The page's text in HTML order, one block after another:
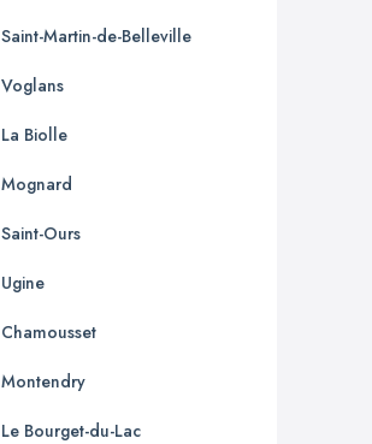
Saint-Martin-de-Belleville
Voglans
La Biolle
Mognard
Saint-Ours
Ugine
Chamousset
Montendry
Le Bourget-du-Lac